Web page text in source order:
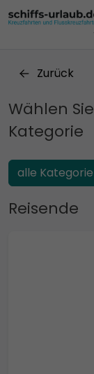
Zurück
Wählen
Kategorie
alle
Reisende